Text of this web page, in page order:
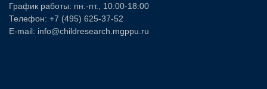
График работы: пн.-пт., 10:00-18:00
Телефон: +7 (495) 625-37-52
E-mail: info@childresearch.mgppu.ru